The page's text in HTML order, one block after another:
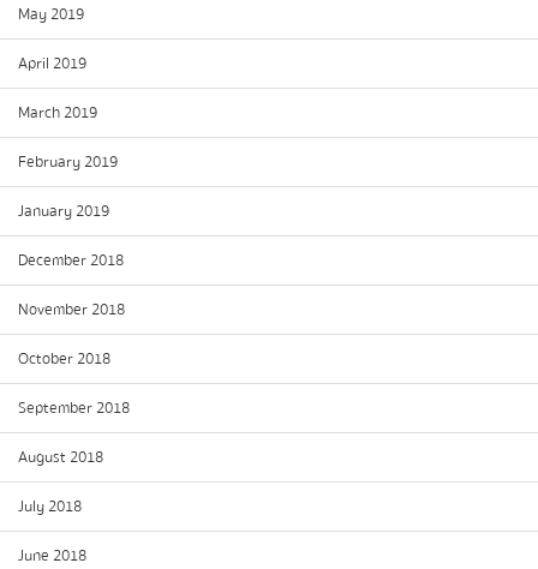
May 2019
April 2019
March 2019
February 2019
January 2019
December 2018
November 2018
October 2018
September 2018
August 2018
July 2018
June 2018